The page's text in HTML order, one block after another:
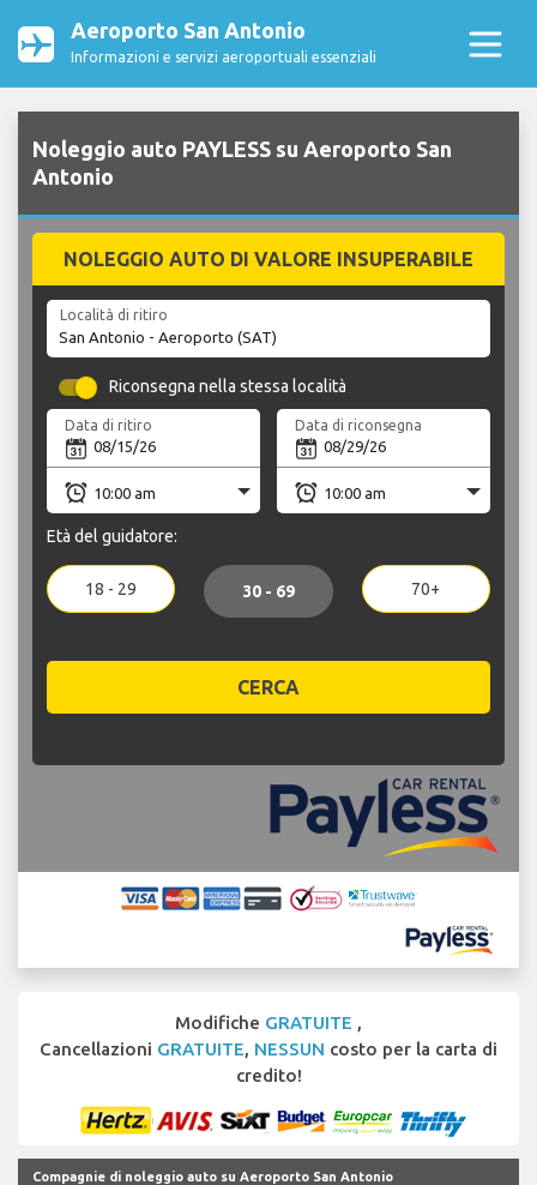
Aeroporto San Antonio
Informazioni e servizi aeroportuali essenziali
Noleggio auto PAYLESS su Aeroporto San
Antonio
NOLEGGIO AUTO DI VALORE INSUPERABILE
Località di ritiro
Riconsegna nella stessa località
Data di ritiro Data di riconsegna
Età del guidatore:
18 - 29 30 - 69 70+
CERCA
Modifiche GRATUITE ,
Cancellazioni GRATUITE, NESSUN costo per la carta di
credito!
Compagnie di noleggio auto su Aeroporto San Antonio